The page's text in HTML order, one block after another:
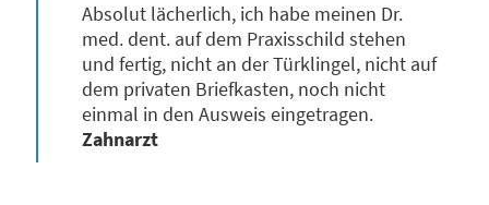
Absolut lächerlich, ich habe meinen Dr.
med. dent. auf dem Praxisschild stehen
und fertig, nicht an der Türklingel, nicht auf
dem privaten Briefkasten, noch nicht
einmal in den Ausweis eingetragen.
Zahnarzt